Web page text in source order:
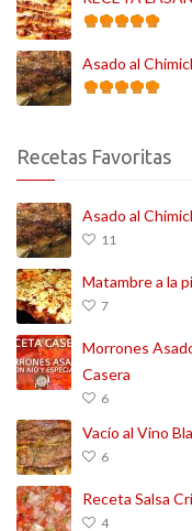
Asado al
Recetas Favoritas
Asado al
11
Matambre a la
7
Morrones
Casera
6
Vacío al Vino
6
Receta Salsa
4